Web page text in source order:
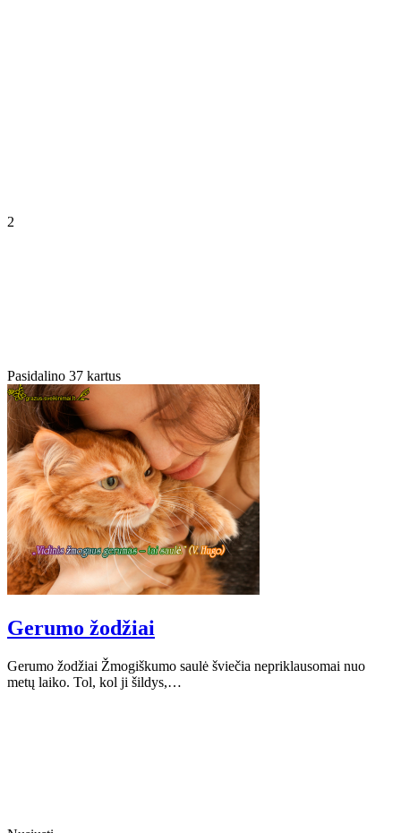
2
Pasidalino 37 kartus
Gerumo žodžiai
Gerumo žodžiai Žmogiškumo saulė šviečia nepriklausomai nuo
metų laiko. Tol, kol ji šildys,…